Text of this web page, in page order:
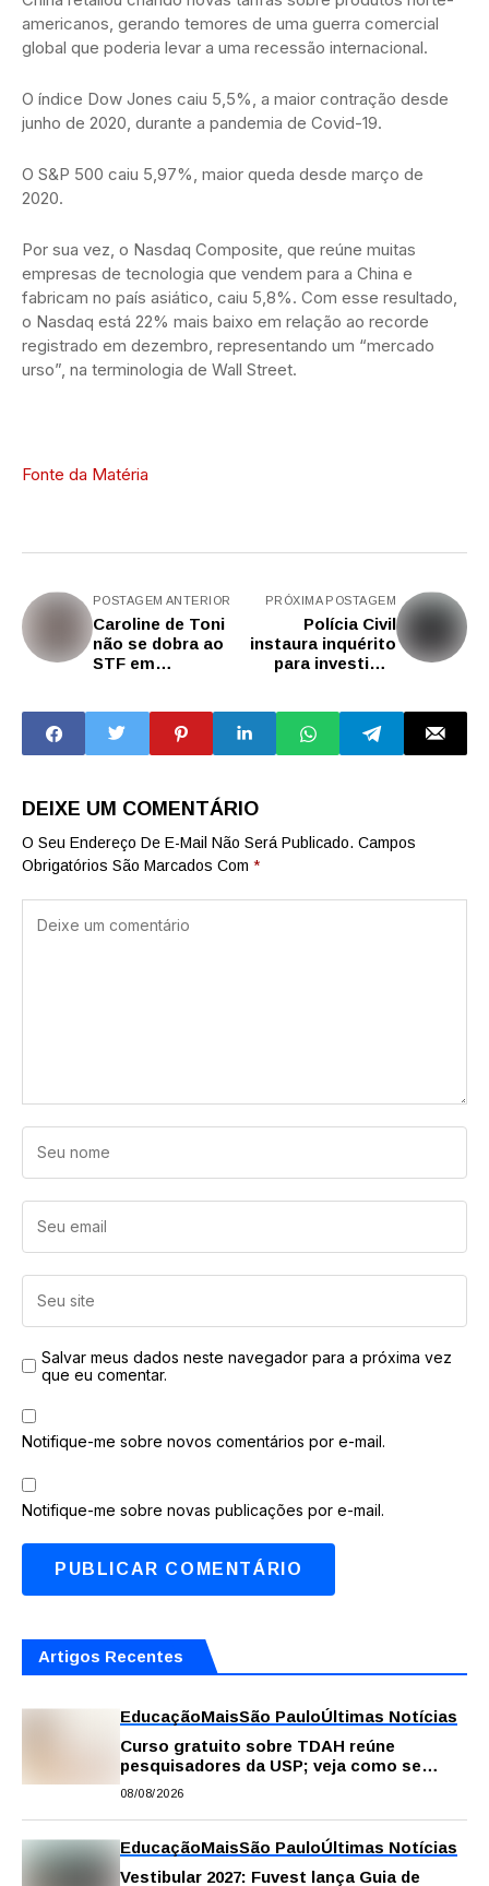
americanos, gerando temores de uma guerra comercial
global que poderia levar a uma recessão internacional.
O índice Dow Jones caiu 5,5%, a maior contração desde
junho de 2020, durante a pandemia de Covid-19.
O S&P 500 caiu 5,97%, maior queda desde março de
2020.
Por sua vez, o Nasdaq Composite, que reúne muitas
empresas de tecnologia que vendem para a China e
fabricam no país asiático, caiu 5,8%. Com esse resultado,
o Nasdaq está 22% mais baixo em relação ao recorde
registrado em dezembro, representando um “mercado
urso”, na terminologia de Wall Street.
Fonte da Matéria
POSTAGEM ANTERIOR
Caroline de Toni
não se dobra ao
STF em
enfrenta e vice-
presidente da
Câmara extrai
de governadores
PRÓXIMA POSTAGEM
Polícia Civil
instaura inquérito
para investigar
violência digital
DEIXE UM COMENTÁRIO
O Seu Endereço De E-Mail Não Será Publicado. Campos
Obrigatórios São Marcados Com *
Salvar meus dados neste navegador para a próxima vez
que eu comentar.
Notifique-me sobre novos comentários por e-mail.
Notifique-me sobre novas publicações por e-mail.
Artigos Recentes
EducaçãoMaisSão PauloÚltimas Notícias
Curso gratuito sobre TDAH reúne
pesquisadores da USP; veja como se
inscrever
08/08/2026
EducaçãoMaisSão PauloÚltimas Notícias
Vestibular 2027: Fuvest lança Guia de